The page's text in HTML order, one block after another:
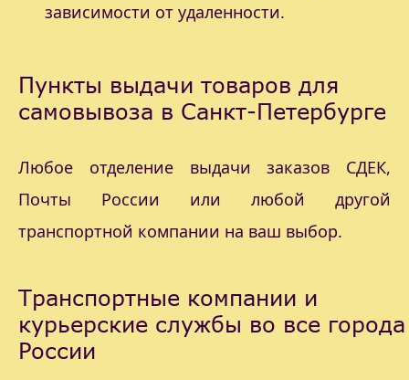
зависимости от удаленности.
Пункты выдачи товаров для
самовывоза в Санкт-Петербурге
Любое отделение выдачи заказов СДЕК,
Почты России или любой другой
транспортной компании на ваш выбор.
Транспортные компании и
курьерские службы во все города
России